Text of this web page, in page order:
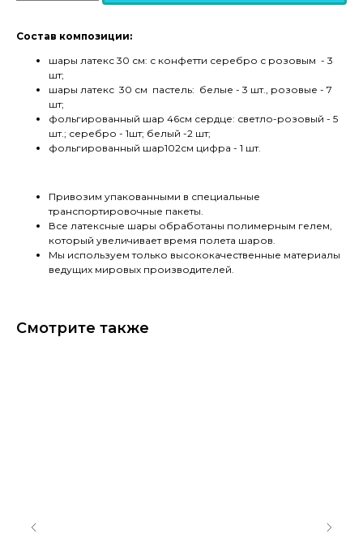
Состав композиции:
шары латекс 30 см: с конфетти серебро с розовым - 3
шт;
шары латекс 30 см пастель: белые - 3 шт., розовые - 7
шт;
фольгированный шар 46см сердце: светло-розовый - 5
шт.; серебро - 1шт; белый -2 шт;
фольгированный шар102см цифра - 1 шт.
Привозим упакованными в специальные
транспортировочные пакеты.
Все латексные шары обработаны полимерным гелем,
который увеличивает время полета шаров.
Мы используем только высококачественные материалы
ведущих мировых производителей.
Смотрите также